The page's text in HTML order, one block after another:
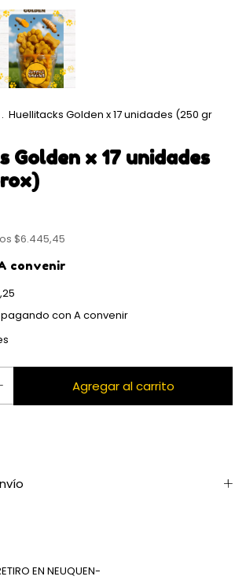
. Huellitacks Golden x 17 unidades (250 gr
Golden x 17 unidades
$6.445,45
convenir
pagando con A convenir
EN NEUQUEN-